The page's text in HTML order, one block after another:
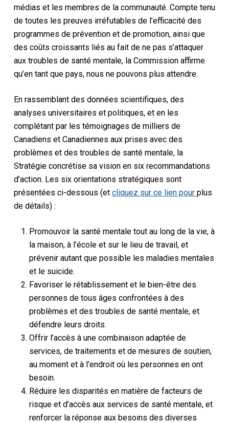
médias et les membres de la communauté. Compte tenu
de toutes les preuves irréfutables de l’efficacité des
programmes de prévention et de promotion, ainsi que
des coûts croissants liés au fait de ne pas s’attaquer
aux troubles de santé mentale, la Commission affirme
qu’en tant que pays, nous ne pouvons plus attendre.
En rassemblant des données scientifiques, des
analyses universitaires et politiques, et en les
complétant par les témoignages de milliers de
Canadiens et Canadiennes aux prises avec des
problèmes et des troubles de santé mentale, la
Stratégie concrétise sa vision en six recommandations
d’action. Les six orientations stratégiques sont
présentées ci-dessous (et cliquez sur ce lien pour plus
de détails) :
Promouvoir la santé mentale tout au long de la vie, à
la maison, à l’école et sur le lieu de travail, et
prévenir autant que possible les maladies mentales
et le suicide.
Favoriser le rétablissement et le bien-être des
personnes de tous âges confrontées à des
problèmes et des troubles de santé mentale, et
défendre leurs droits.
Offrir l’accès à une combinaison adaptée de
services, de traitements et de mesures de soutien,
au moment et à l’endroit où les personnes en ont
besoin.
Réduire les disparités en matière de facteurs de
risque et d’accès aux services de santé mentale, et
renforcer la réponse aux besoins des diverses